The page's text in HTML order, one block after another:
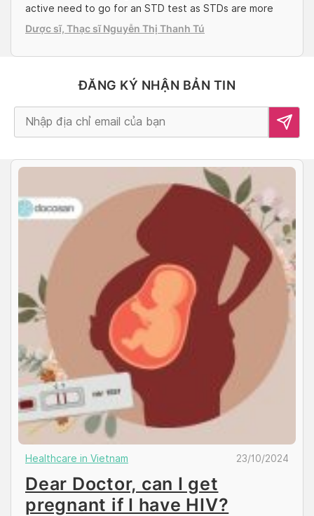
active need to go for an STD test as STDs are more
common than you may think. A sexually transmitted
disease (STD) or infection (STI) affects both men and
Dược sĩ, Thạc sĩ Nguyễn Thị Thanh Tú
ĐĂNG KÝ NHẬN BẢN TIN
Healthcare in Vietnam 23/10/2024
Dear Doctor, can I get
pregnant if I have HIV?